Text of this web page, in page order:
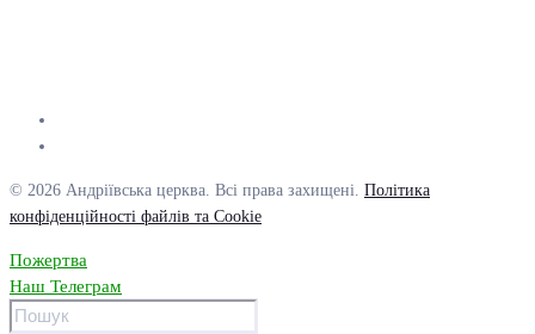
© 2026 Андріївська церква. Всі права захищені. Політика
конфіденційності файлів та Cookie
Пожертва
Наш Телеграм